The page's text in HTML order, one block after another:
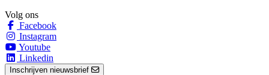
Volg ons
Facebook
Instagram
Youtube
Linkedin
Inschrijven nieuwsbrief